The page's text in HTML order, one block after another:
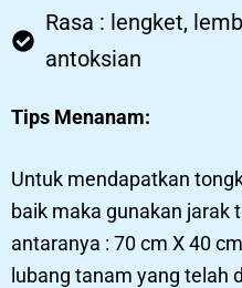
Rasa : lengket,
antoksian
Tips Menanam:
Untuk mendapatkan
baik maka gunakan jarak
antaranya : 70 cm X 40
lubang tanam yang telah